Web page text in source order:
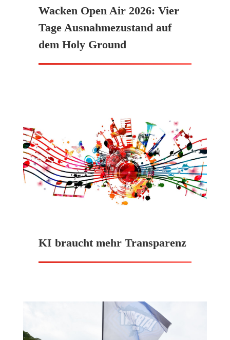
Wacken Open Air 2026: Vier
Tage Ausnahmezustand auf
dem Holy Ground
KI braucht mehr Transparenz